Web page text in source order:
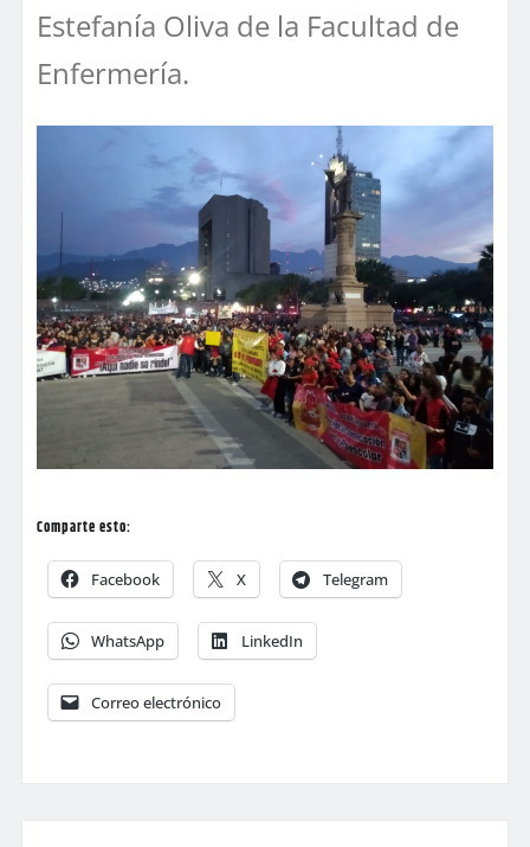
Estefanía Oliva de la Facultad de
Enfermería.
Comparte esto:
Facebook X Telegram
WhatsApp LinkedIn
Correo electrónico